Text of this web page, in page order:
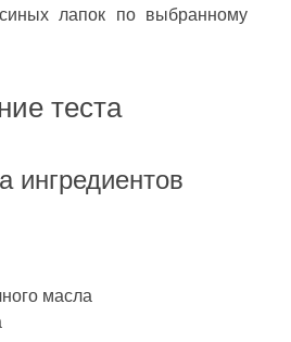
лапок по выбранному
теста
ингредиентов
масла